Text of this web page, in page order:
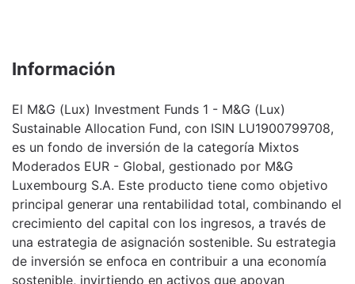
Información
El M&G (Lux) Investment Funds 1 - M&G (Lux)
Sustainable Allocation Fund, con ISIN LU1900799708,
es un fondo de inversión de la categoría Mixtos
Moderados EUR - Global, gestionado por M&G
Luxembourg S.A. Este producto tiene como objetivo
principal generar una rentabilidad total, combinando el
crecimiento del capital con los ingresos, a través de
una estrategia de asignación sostenible. Su estrategia
de inversión se enfoca en contribuir a una economía
sostenible, invirtiendo en activos que apoyan